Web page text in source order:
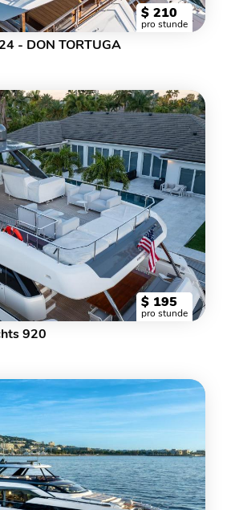
$ 210
pro stunde
- DON TORTUGA
$ 195
pro stunde
920